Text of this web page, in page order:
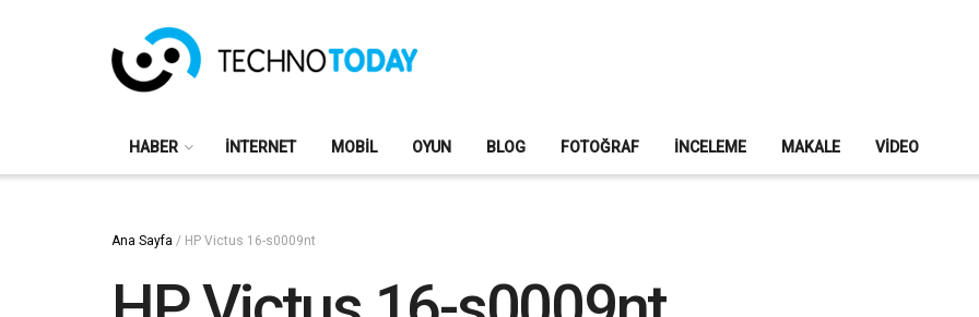
HABER İNTERNET MOBIL OYUN BLOG FOTOĞRAF İNCELEME MAKALE VIDEO
Ana Sayfa / HP Victus 16-s0009nt